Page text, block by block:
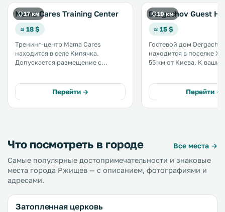
17 км
Mama Cares Training Center
≈ 18 $
Тренинг-центр Mama Cares
находится в селе Кипячка.
Допускается размещение с
принадлежности для барбекю и
бесплатная частная парковка на
территории. В числе удобств —
Перейти →
19 км
Dergachov Guest
≈ 15 $
Гостевой дом
находится в поселке
55 км от Киева. К вашим услугам
кондиционером и
плоским экраном и
Перейти →
Что посмотреть в городе
Все места →
Самые популярные достопримечательности и знаковые
места города Ржищев — с описанием, фотографиями и
адресами.
Затопленная церковь